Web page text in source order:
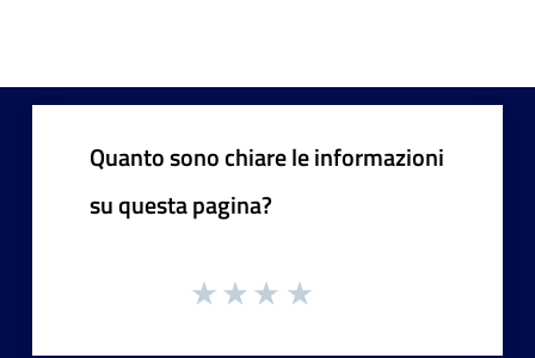
Quanto sono chiare le informazioni
su questa pagina?